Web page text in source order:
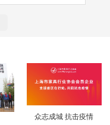
众志成城 抗击疫情